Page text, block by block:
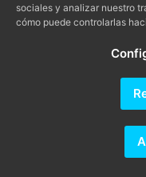
sociales y analizar nuestro
cómo puede controlarlas